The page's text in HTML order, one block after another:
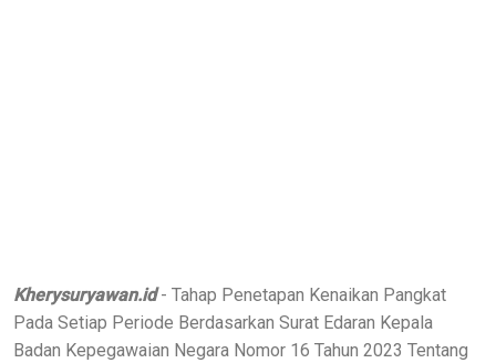
Kherysuryawan.id- Tahap Penetapan Kenaikan Pangkat
Pada Setiap Periode Berdasarkan Surat Edaran Kepala
Badan Kepegawaian Negara Nomor 16 Tahun 2023 Tentang